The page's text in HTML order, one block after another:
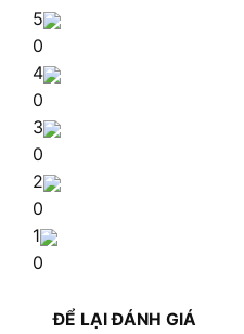
5
0
4
0
3
0
2
0
1
0
ĐỂ LẠI ĐÁNH GIÁ